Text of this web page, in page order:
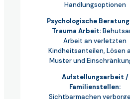
Handlungsoptionen
Psychologische
Trauma Arbeit:
Arbeit an verletzten
Kindheitsanteilen, Lösen
Muster und
Aufstellungsarbeit /
Familienstellen:
Sichtbarmachen